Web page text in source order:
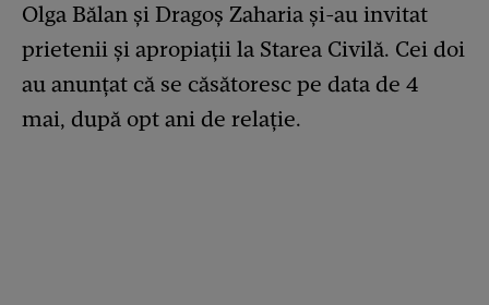
Olga Bălan și Dragoș Zaharia și-au invitat
prietenii și apropiații la Starea Civilă. Cei doi
au anunțat că se căsătoresc pe data de 4
mai, după opt ani de relație.